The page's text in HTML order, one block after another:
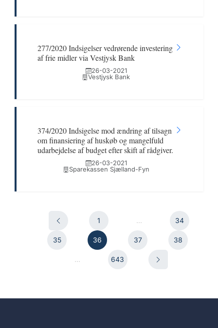
277/2020 Indsigelser vedrørende investering
af frie midler via Vestjysk Bank
26-03-2021
Vestjysk Bank
374/2020 Indsigelse mod ændring af tilsagn
om finansiering af huskøb og mangelfuld
udarbejdelse af budget efter skift af rådgiver.
26-03-2021
Sparekassen Sjælland-Fyn
1 ... 34
35 36 37 38
... 643